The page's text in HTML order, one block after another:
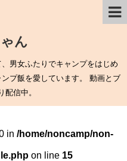
ん
男女ふたりでキャンプをはじめ
プ飯を愛しています。 動画とブ
配信中。
in /home/noncamp/non-
on line 15